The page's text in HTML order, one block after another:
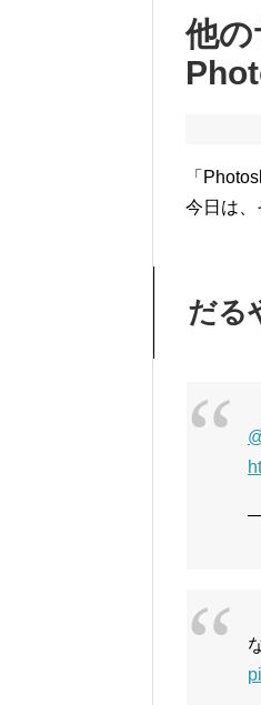
他
「
今日は、
だる
—